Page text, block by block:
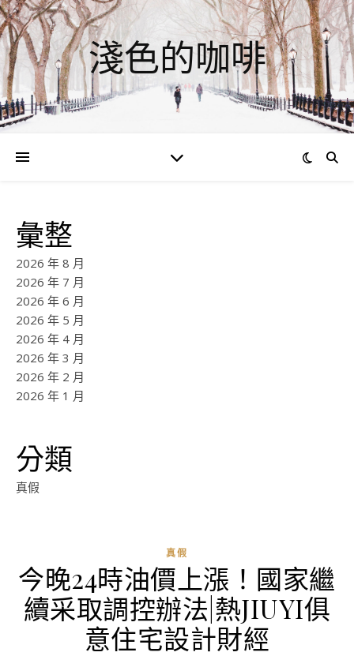
淺色的咖啡
彙整
2026 年 8 月
2026 年 7 月
2026 年 6 月
2026 年 5 月
2026 年 4 月
2026 年 3 月
2026 年 2 月
2026 年 1 月
分類
真假
真假
今晚24時油價上漲！國家繼
續采取調控辦法|熱JIUYI俱
意住宅設計財經